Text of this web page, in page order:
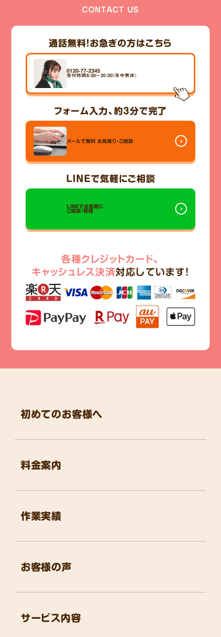
CONTACT US
通話無料！お急ぎの方はこちら
0120-77-2345
受付時間8：00～20：00（年中無休）
フォーム入力、 約3分で完了
メールで無料 お見積り・ご相談
LINEで気軽にご相談
LINEでお気軽に
ご相談・質問
各種クレジットカード、
キャッシュレス決済対応しています!
初めてのお客様へ
料金案内
作業実績
お客様の声
サービス内容